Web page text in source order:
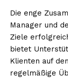
Die enge
Manager und
Ziele
bietet
Klienten auf
regelmäßige